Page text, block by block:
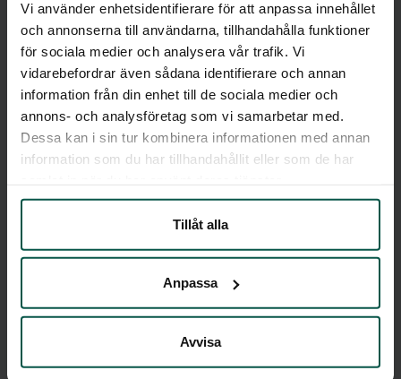
Vi använder enhetsidentifierare för att anpassa innehållet
och annonserna till användarna, tillhandahålla funktioner
för sociala medier och analysera vår trafik. Vi
vidarebefordrar även sådana identifierare och annan
information från din enhet till de sociala medier och
annons- och analysföretag som vi samarbetar med.
Dessa kan i sin tur kombinera informationen med annan
information som du har tillhandahållit eller som de har
Tillåt alla
Anpassa
Avvisa
Syfte?
Att stödja individen i att förändra sitt
beteende, minska användning och skapa
hållbara strategier för ett drogfritt liv.
Vill du veta mer?
Vi svarar alltid inom 24h och genom att
kontakta oss binder du dig inte till